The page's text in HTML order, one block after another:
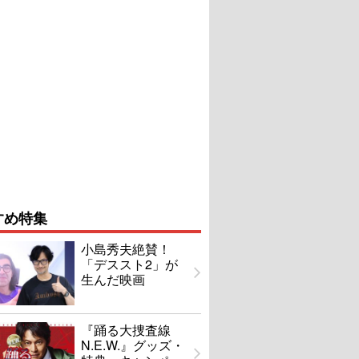
特集
小島秀夫絶賛！
「デススト2」が
生んだ映画
『踊る大捜査線
N.E.W.』グッズ・